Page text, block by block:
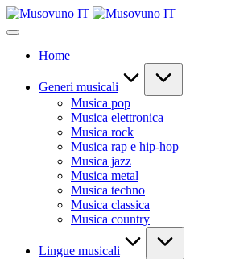
Skip
to
Home
Generi musicali
Musica pop
Musica elettronica
Musica rock
Musica rap e hip-hop
Musica jazz
Musica metal
Musica techno
Musica classica
Musica country
Lingue musicali